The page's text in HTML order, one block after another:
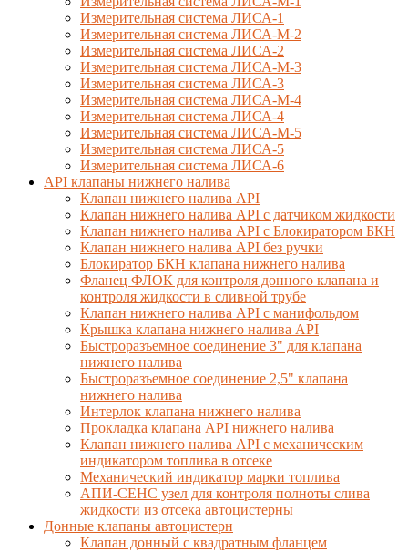
Измерительная система ЛИСА-1
Измерительная система ЛИСА-М-2
Измерительная система ЛИСА-2
Измерительная система ЛИСА-М-3
Измерительная система ЛИСА-3
Измерительная система ЛИСА-М-4
Измерительная система ЛИСА-4
Измерительная система ЛИСА-М-5
Измерительная система ЛИСА-5
Измерительная система ЛИСА-6
API клапаны нижнего налива
Клапан нижнего налива API
Клапан нижнего налива API с датчиком жидкости
Клапан нижнего налива API с Блокиратором БКН
Клапан нижнего налива API без ручки
Блокиратор БКН клапана нижнего налива
Фланец ФЛОК для контроля донного клапана и
контроля жидкости в сливной трубе
Клапан нижнего налива API с манифольдом
Крышка клапана нижнего налива API
Быстроразъемное соединение 3" для клапана
нижнего налива
Быстроразъемное соединение 2,5" клапана
нижнего налива
Интерлок клапана нижнего налива
Прокладка клапана API нижнего налива
Клапан нижнего налива API с механическим
индикатором топлива в отсеке
Механический индикатор марки топлива
АПИ-СЕНС узел для контроля полноты слива
жидкости из отсека автоцистерны
Донные клапаны автоцистерн
Клапан донный с квадратным фланцем